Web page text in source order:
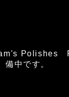
Polishes
備中です。